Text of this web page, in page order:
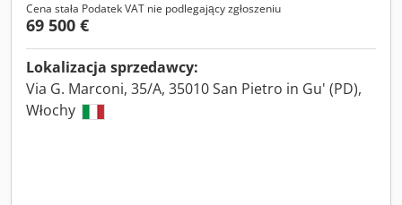
Cena stała Podatek VAT nie podlegający zgłoszeniu
69 500 €
Lokalizacja sprzedawcy:
Via G. Marconi, 35/A, 35010 San Pietro in Gu' (PD),
Włochy